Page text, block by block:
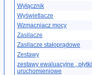
Wyłącznik
Wyświetlacze
Wzmacniacz mocy
Zasilacze
Zasilacze stałoprądowe
Zestawy
zestawy ewaluacyjne , płytki
uruchomieniowe